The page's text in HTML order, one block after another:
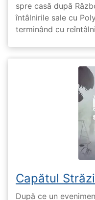
spre casă după
întâlnirile sale cu
terminând cu
Capătul
După ce un